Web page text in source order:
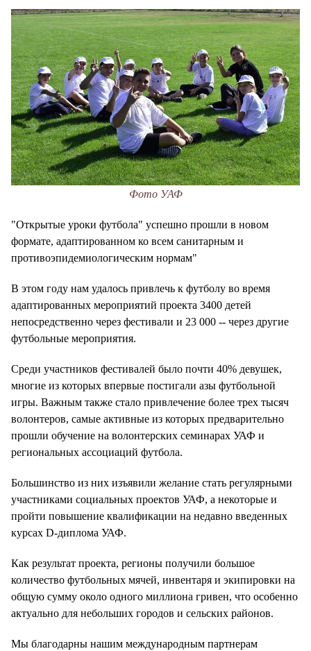
Фото УАФ
"Открытые уроки футбола" успешно прошли в новом
формате, адаптированном ко всем санитарным и
противоэпидемиологическим нормам"
В этом году нам удалось привлечь к футболу во время
адаптированных мероприятий проекта 3400 детей
непосредственно через фестивали и 23 000 -- через другие
футбольные мероприятия.
Среди участников фестивалей было почти 40% девушек,
многие из которых впервые постигали азы футбольной
игры. Важным также стало привлечение более трех тысяч
волонтеров, самые активные из которых предварительно
прошли обучение на волонтерских семинарах УАФ и
региональных ассоциаций футбола.
Большинство из них изъявили желание стать регулярными
участниками социальных проектов УАФ, а некоторые и
пройти повышение квалификации на недавно введенных
курсах D-диплома УАФ.
Как результат проекта, регионы получили большое
количество футбольных мячей, инвентаря и экипировки на
общую сумму около одного миллиона гривен, что особенно
актуально для небольших городов и сельских районов.
Мы благодарны нашим международным партнерам